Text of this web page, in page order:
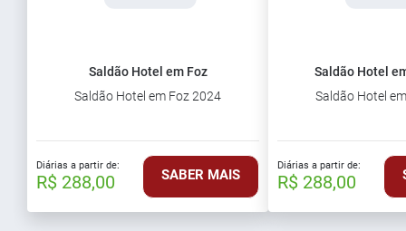
Saldão Hotel em Foz
Saldão Hotel em Foz 2024
Diárias a partir de:
R$ 288,00 SABER MAIS
Saldão Hotel
Saldão Hotel
Diárias a partir de:
R$ 288,00